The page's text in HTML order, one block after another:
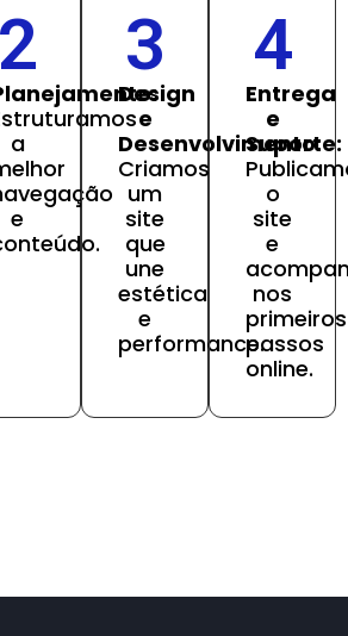
2
a
e
3
Design
e
Desenvolvimento:
Criamos
um
site
que
une
estética
e
performance.
4
Entrega
e
Suporte:
o
site
e
nos
primeiros
passos
online.